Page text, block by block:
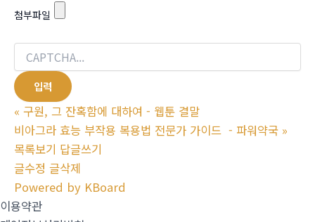
첨부파일
« 구원, 그 잔혹함에 대하여 - 웹툰 결말
비아그라 효능 부작용 복용법 전문가 가이드 - 파워약국 »
목록보기 답글쓰기
글수정 글삭제
Powered by KBoard
이용약관